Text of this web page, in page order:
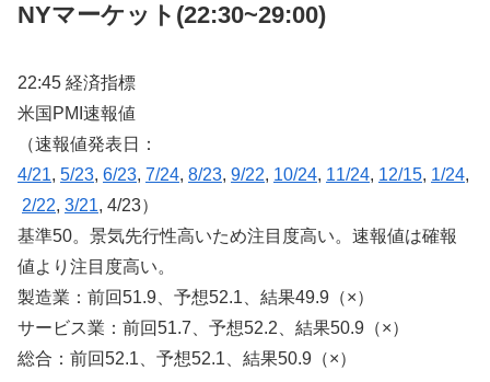
NYマーケット (22:30~29:00)
22:45 経済指標
米国PMI速報値
（速報値発表日：
4/21, 5/23, 6/23, 7/24, 8/23, 9/22, 10/24, 11/24, 12/15, 1/24,
2/22, 3/21, 4/23）
基準50。景気先行性高いため注目度高い。速報値は確報
値より注目度高い。
製造業：前回51.9、予想52.1、結果49.9（×）
サービス業：前回51.7、予想52.2、結果50.9（×）
総合：前回52.1、予想52.1、結果50.9（×）